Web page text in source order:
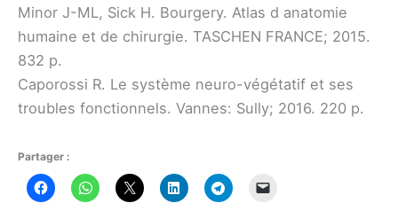
Minor J-ML, Sick H. Bourgery. Atlas d anatomie
humaine et de chirurgie. TASCHEN FRANCE; 2015.
832 p.​
Caporossi R. Le système neuro-végétatif et ses
troubles fonctionnels. Vannes: Sully; 2016. 220 p.​
Partager :